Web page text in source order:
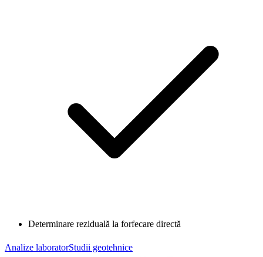
Determinare reziduală la forfecare directă
Analize laboratorStudii geotehnice